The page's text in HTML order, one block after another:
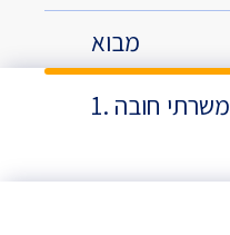
מבוא
1. משרתי חובה